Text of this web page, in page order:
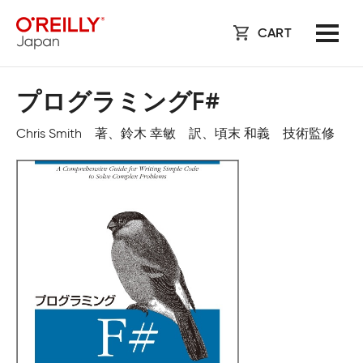
CART
プログラミングF#
Chris Smith 著、鈴木 幸敏 訳、頃末 和義 技術監修